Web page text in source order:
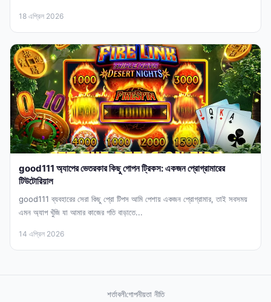
18 এপ্রিল 2026
good111 অ্যাপের ভেতরকার কিছু গোপন ট্রিকস: একজন প্রোগ্রামারের
টিউটোরিয়াল
good111 ব্যবহারের সেরা কিছু প্রো টিপস আমি পেশায় একজন প্রোগ্রামার, তাই সবসময়
এমন অ্যাপ খুঁজি যা আমার কাজের গতি বাড়াতে...
14 এপ্রিল 2026
শর্তাবলীগোপনীয়তা নীতি